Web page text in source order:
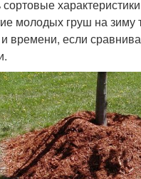
молодых груш на зиму
времени, если